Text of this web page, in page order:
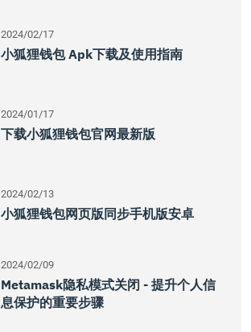
2024/02/17
小狐狸钱包 Apk下载及使用指南
2024/01/17
下载小狐狸钱包官网最新版
2024/02/13
小狐狸钱包网页版同步手机版安卓
2024/02/09
Metamask隐私模式关闭 - 提升个人信
息保护的重要步骤